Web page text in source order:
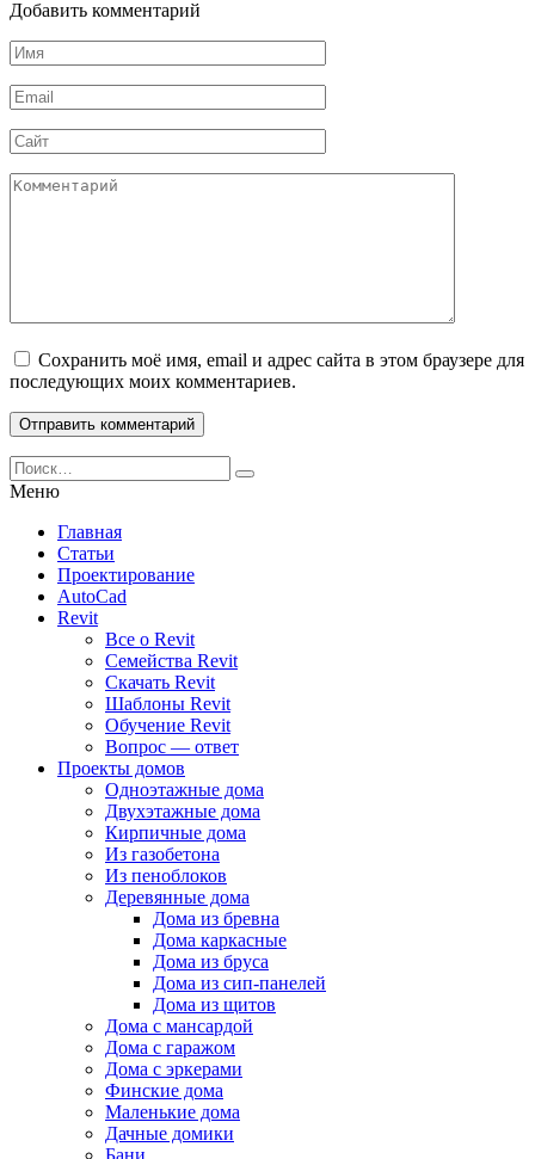
Добавить комментарий
Имя
*
Email
*
Сайт
Комментарий
Сохранить моё имя, email и адрес сайта в этом браузере для
последующих моих комментариев.
Search
for:
Меню
Главная
Статьи
Проектирование
AutoCad
Revit
Все о Revit
Семейства Revit
Скачать Revit
Шаблоны Revit
Обучение Revit
Вопрос — ответ
Проекты домов
Одноэтажные дома
Двухэтажные дома
Кирпичные дома
Из газобетона
Из пеноблоков
Деревянные дома
Дома из бревна
Дома каркасные
Дома из бруса
Дома из сип-панелей
Дома из щитов
Дома с мансардой
Дома с гаражом
Дома с эркерами
Финские дома
Маленькие дома
Дачные домики
Бани